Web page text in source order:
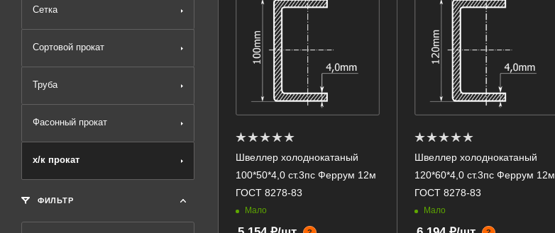
Швеллер холоднокатаный
100*50*4,0 ст.3пс Феррум 12м
ГОСТ 8278-83
Мало
Швеллер холоднокатаный
120*60*4,0 ст.3пс Феррум 12м
ГОСТ 8278-83
Мало
Сетка
Сортовой прокат
Труба
Фасонный прокат
х/к прокат
ФИЛЬТР